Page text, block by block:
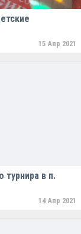
15 Апр 2021
в п.
14 Апр 2021